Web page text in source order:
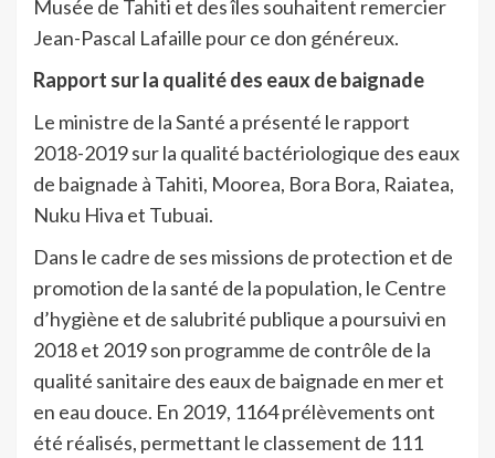
Musée de Tahiti et des îles souhaitent remercier
Jean-Pascal Lafaille pour ce don généreux.
Rapport sur la qualité des eaux de baignade
Le ministre de la Santé a présenté le rapport
2018-2019 sur la qualité bactériologique des eaux
de baignade à Tahiti, Moorea, Bora Bora, Raiatea,
Nuku Hiva et Tubuai.
Dans le cadre de ses missions de protection et de
promotion de la santé de la population, le Centre
d’hygiène et de salubrité publique a poursuivi en
2018 et 2019 son programme de contrôle de la
qualité sanitaire des eaux de baignade en mer et
en eau douce. En 2019, 1164 prélèvements ont
été réalisés, permettant le classement de 111